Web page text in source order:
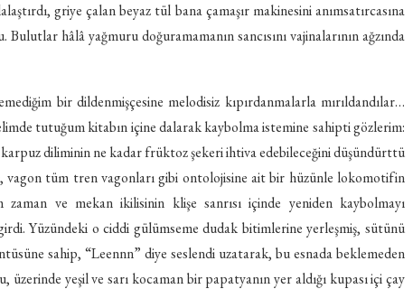
griye çalan beyaz tül bana çamaşır makinesini anımsatırcasına
hâlâ yağmuru doğuramamanın sancısını vajinalarının ağzında
bir dildenmişçesine melodisiz kıpırdanmalarla mırıldandılar…
tutuğum kitabın içine dalarak kaybolma istemine sahipti gözlerim:
diliminin ne kadar früktoz şekeri ihtiva edebileceğini düşündürttü
vagon tüm tren vagonları gibi ontolojisine ait bir hüzünle lokomotifin
ve mekan ikilisinin klişe sanrısı içinde yeniden kaybolmayı
Yüzündeki o ciddi gülümseme dudak bitimlerine yerleşmiş, sütünü
sahip, “Leennn” diye seslendi uzatarak, bu esnada beklemeden
yeşil ve sarı kocaman bir papatyanın yer aldığı kupası içi çay